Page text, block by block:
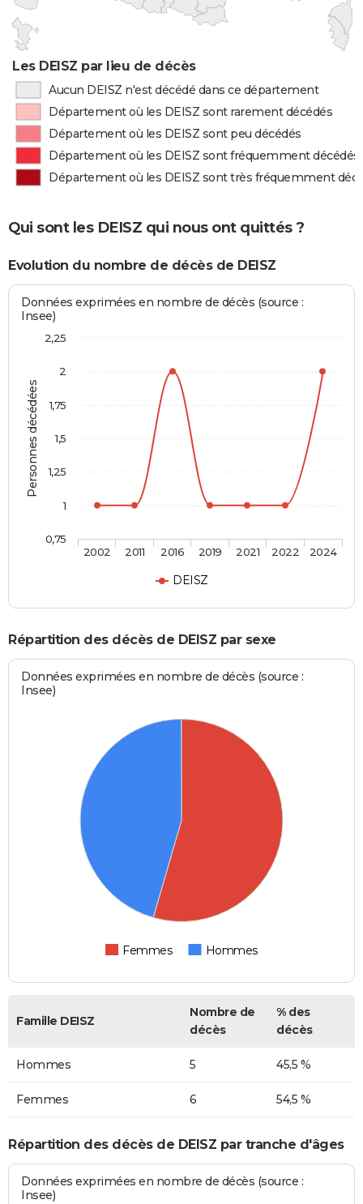
Les DEISZ par lieu de décès
Aucun DEISZ n'est décédé dans ce département
Département où les DEISZ sont rarement décédés
Département où les DEISZ sont peu décédés
Département où les DEISZ sont fréquemment décédés
Département où les DEISZ sont très fréquemment
Qui sont les DEISZ qui nous ont quittés ?
Evolution du nombre de décès de DEISZ
Personnes décédées
Données exprimées en nombre de décès (source :
Insee)
DEISZ
2002 2011 2016 2019 2021 2022 2024
0,75
1
1,25
1,5
1,75
2
2,25
Répartition des décès de DEISZ par sexe
Données exprimées en nombre de décès (source :
Insee)
Femmes Hommes
Famille DEISZ
Nombre de
décès
% des
décès
Hommes 5 45,5 %
Femmes 6 54,5 %
Répartition des décès de DEISZ par tranche d'âges
Données exprimées en nombre de décès (source :
Insee)